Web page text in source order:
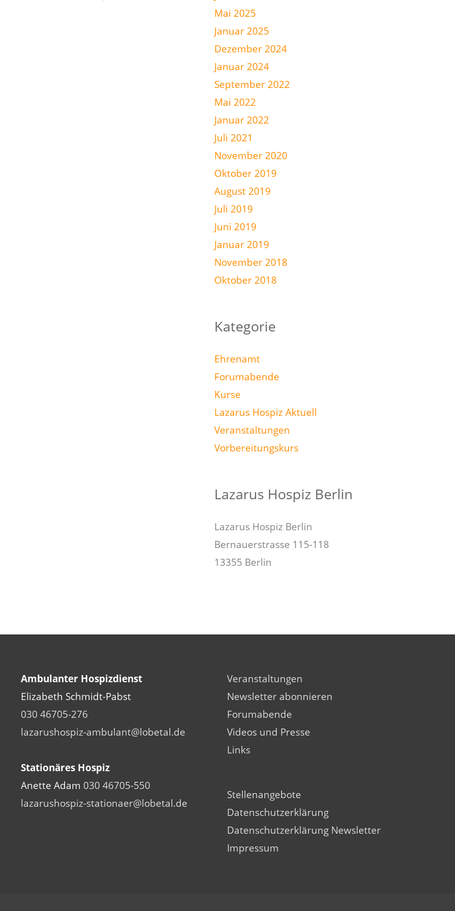
Mai 2025
Januar 2025
Dezember 2024
Januar 2024
September 2022
Mai 2022
Januar 2022
Juli 2021
November 2020
Oktober 2019
August 2019
Juli 2019
Juni 2019
Januar 2019
November 2018
Oktober 2018
Kategorie
Ehrenamt
Forumabende
Kurse
Lazarus Hospiz Aktuell
Veranstaltungen
Vorbereitungskurs
Lazarus Hospiz Berlin
Lazarus Hospiz Berlin
Bernauerstrasse 115-118
13355 Berlin
Ambulanter Hospizdienst
Elizabeth Schmidt-Pabst
030 46705-276
lazarushospiz-ambulant@lobetal.de
Stationäres Hospiz
Anette Adam 030 46705-550
lazarushospiz-stationaer@lobetal.de
Veranstaltungen
Newsletter abonnieren
Forumabende
Videos und Presse
Links
Stellenangebote
Datenschutzerklärung
Datenschutzerklärung Newsletter
Impressum